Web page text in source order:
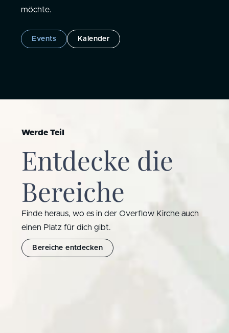
möchte.
Events Kalender
Werde Teil
Entdecke die
Bereiche
Finde heraus, wo es in der Overflow Kirche auch
einen Platz für dich gibt.
Bereiche entdecken